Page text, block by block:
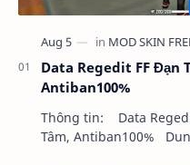
Data Regedit FF Đạn
Antiban100%
Thông tin: Data
Tâm, Antiban100% Dung lượng: 5MB Chức năng: -